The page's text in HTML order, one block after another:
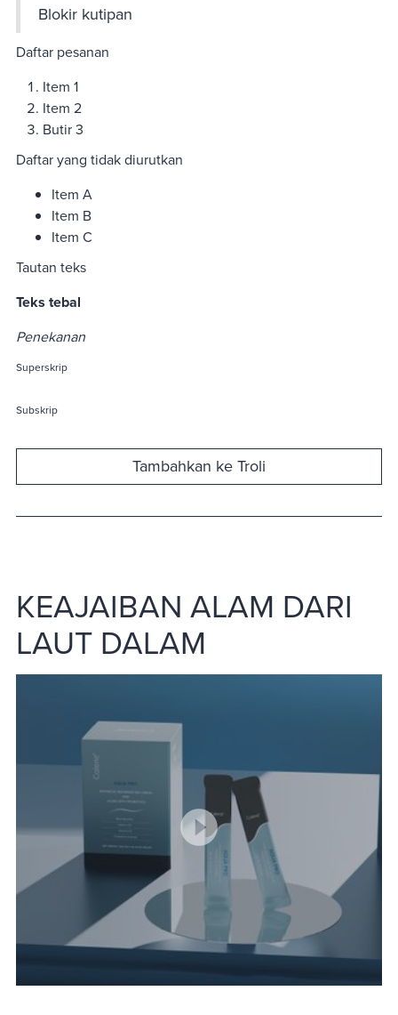
Blokir kutipan
Daftar pesanan
Item 1
Item 2
Butir 3
Daftar yang tidak diurutkan
Item A
Item B
Item C
Tautan teks
Teks tebal
Penekanan
Superskrip
Subskrip
Tambahkan ke Troli
KEAJAIBAN ALAM DARI
LAUT DALAM